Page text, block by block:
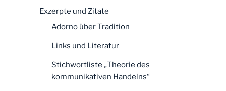
Exzerpte und Zitate
Adorno über Tradition
Links und Literatur
Stichwortliste „Theorie des
kommunikativen Handelns“